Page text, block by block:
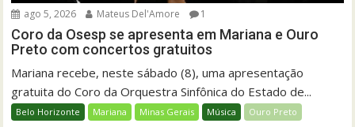
ago 5, 2026 Mateus Del'Amore 1
Coro da Osesp se apresenta em Mariana e Ouro
Preto com concertos gratuitos
Mariana recebe, neste sábado (8), uma apresentação
gratuita do Coro da Orquestra Sinfônica do Estado de...
Belo Horizonte Mariana Minas Gerais Música Ouro Preto